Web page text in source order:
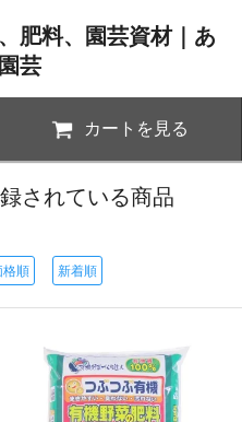
肥料、園芸資材｜あ
芸
カートを見る
されている商品
格順 新着順